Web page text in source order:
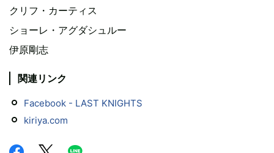
クリフ・カーティス
ショーレ・アグダシュルー
伊原剛志
関連リンク
Facebook - LAST KNIGHTS
kiriya.com